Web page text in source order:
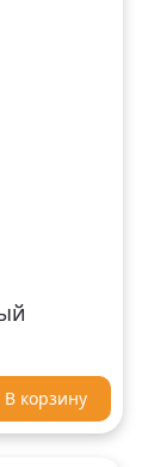
В корзину